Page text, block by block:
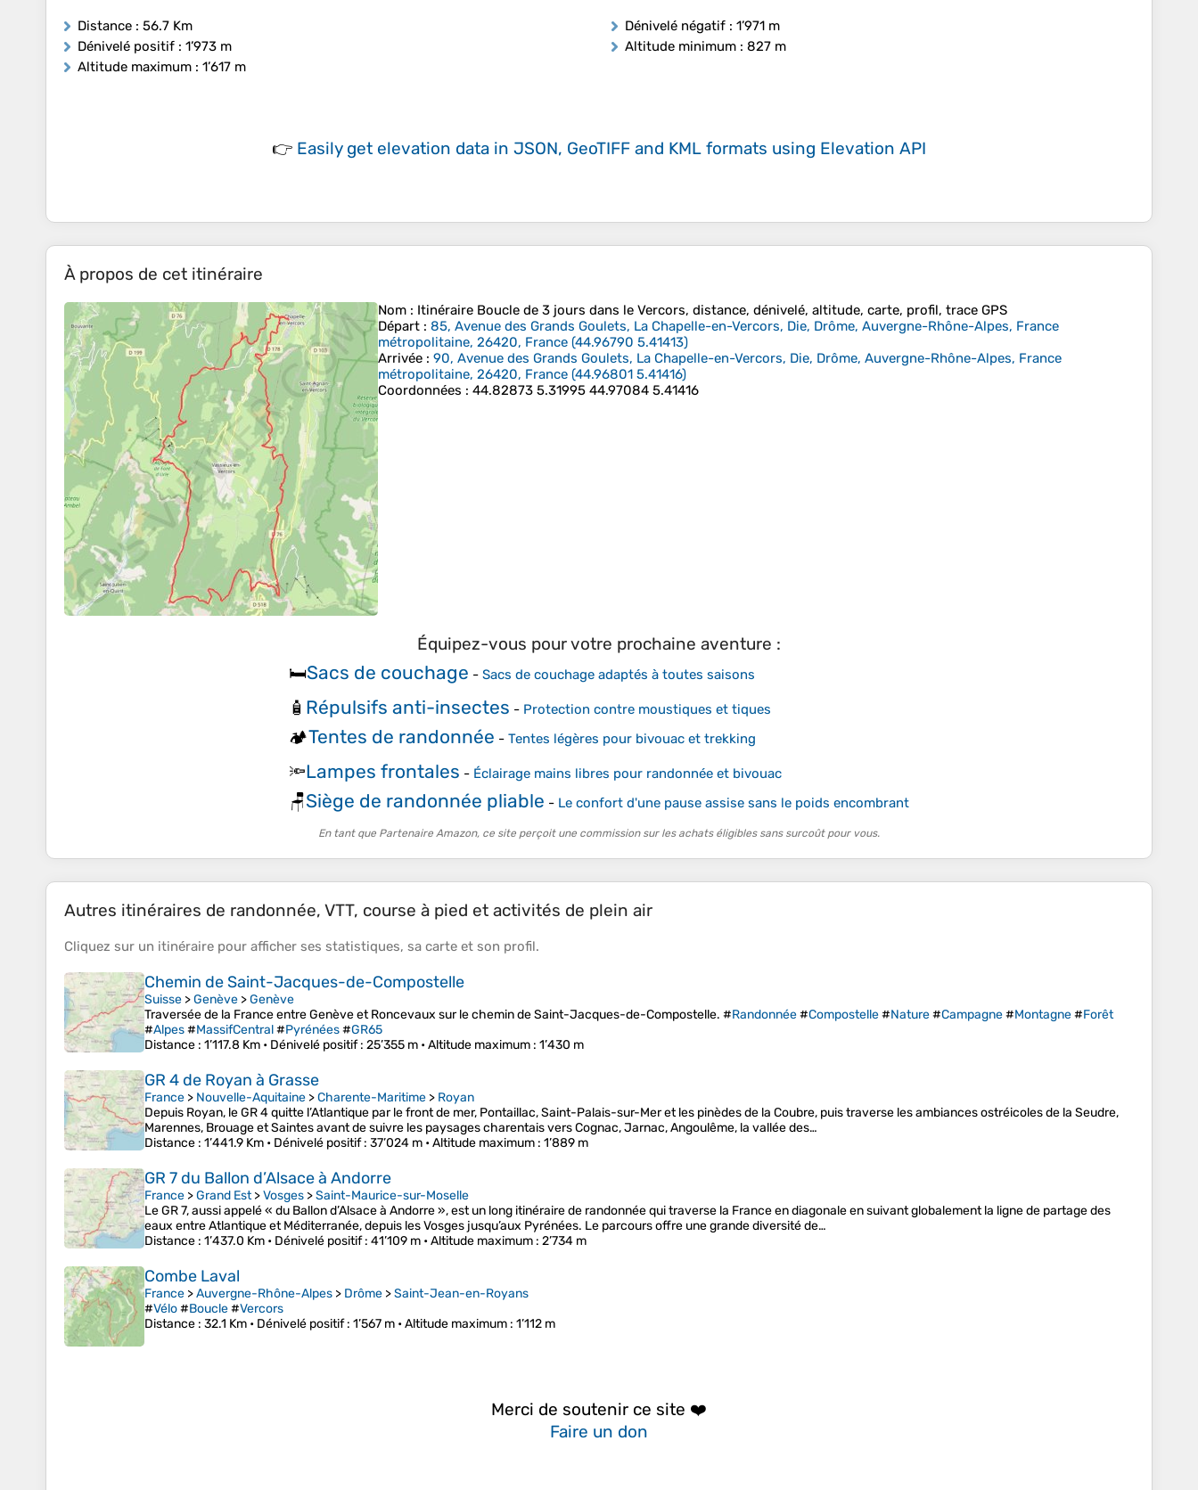
Distance : 56.7 Km
Dénivelé positif : 1’973 m
Altitude maximum : 1’617 m
Dénivelé négatif : 1’971 m
Altitude minimum : 827 m
👉 Easily get elevation data in JSON, GeoTIFF and KML formats using Elevation API
À propos de cet itinéraire
Nom : Itinéraire Boucle de 3 jours dans le Vercors, distance, dénivelé, altitude, carte, profil, trace GPS
Départ : 85, Avenue des Grands Goulets, La Chapelle-en-Vercors, Die, Drôme, Auvergne-Rhône-Alpes, France
métropolitaine, 26420, France (44.96790 5.41413)
Arrivée : 90, Avenue des Grands Goulets, La Chapelle-en-Vercors, Die, Drôme, Auvergne-Rhône-Alpes, France
métropolitaine, 26420, France (44.96801 5.41416)
Coordonnées : 44.82873 5.31995 44.97084 5.41416
Équipez-vous pour votre prochaine aventure :
🛏️Sacs de couchage - Sacs de couchage adaptés à toutes saisons
🧴 Répulsifs anti-insectes - Protection contre moustiques et tiques
🏕️Tentes de randonnée - Tentes légères pour bivouac et trekking
🔦Lampes frontales - Éclairage mains libres pour randonnée et bivouac
🪑Siège de randonnée pliable - Le confort d'une pause assise sans le poids encombrant
En tant que Partenaire Amazon, ce site perçoit une commission sur les achats éligibles sans surcoût pour vous.
Autres itinéraires de randonnée, VTT, course à pied et activités de plein air
Cliquez sur un itinéraire pour afficher ses statistiques, sa carte et son profil.
Chemin de Saint-Jacques-de-Compostelle
Suisse >Genève >Genève
Traversée de la France entre Genève et Roncevaux sur le chemin de Saint-Jacques-de-Compostelle. #Randonnée#Compostelle#Nature#Campagne#Montagne#Forêt
#Alpes#MassifCentral#Pyrénées#GR65
Distance : 1’117.8 Km • Dénivelé positif: 25’355 m •Altitude maximum : 1’430 m
GR 4 de Royan à Grasse
France > Nouvelle-Aquitaine >Charente-Maritime > Royan
Depuis Royan, le GR 4 quitte l’Atlantique par le front de mer, Pontaillac, Saint-Palais-sur-Mer et les pinèdes de la Coubre, puis traverse les ambiances ostréicoles de la Seudre,
Marennes, Brouage et Saintes avant de suivre les paysages charentais vers Cognac, Jarnac, Angoulême, la vallée des…
Distance : 1’441.9 Km • Dénivelé positif: 37’024 m •Altitude maximum : 1’889 m
GR 7 du Ballon d’Alsace à Andorre
France >Grand Est>Vosges >Saint-Maurice-sur-Moselle
Le GR 7, aussi appelé « du Ballon d’Alsace à Andorre », est un long itinéraire de randonnée qui traverse la France en diagonale en suivant globalement la ligne de partage des
eaux entre Atlantique et Méditerranée, depuis les Vosges jusqu’aux Pyrénées. Le parcours offre une grande diversité de…
Distance : 1’437.0 Km • Dénivelé positif: 41’109 m •Altitude maximum : 2’734 m
Combe Laval
France >Auvergne-Rhône-Alpes > Drôme >Saint-Jean-en-Royans
#Vélo#Boucle#Vercors
Distance : 32.1 Km • Dénivelé positif: 1’567 m •Altitude maximum : 1’112 m
Merci de soutenir ce site ❤️
Faire un don